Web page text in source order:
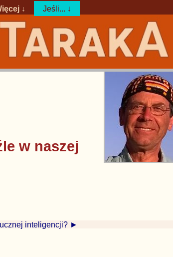
↓ Jeśli... ↓
w naszej
inteligencji? ►